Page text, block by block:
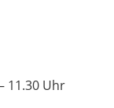
11.30 Uhr